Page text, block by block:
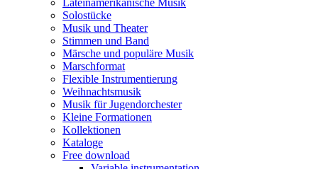
Lateinamerikanische Musik
Solostücke
Musik und Theater
Stimmen und Band
Märsche und populäre Musik
Marschformat
Flexible Instrumentierung
Weihnachtsmusik
Musik für Jugendorchester
Kleine Formationen
Kollektionen
Kataloge
Free download